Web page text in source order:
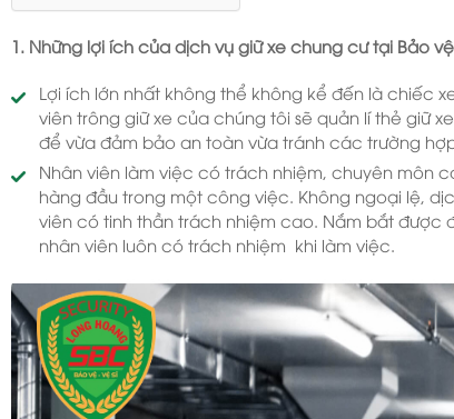
1. Những lợi ích của dịch vụ giữ xe chung cư tại Bảo
Lợi ích lớn nhất không thể không kể đến là chiếc
viên trông giữ xe của chúng tôi sẽ quản lí thẻ giữ
để vừa đảm bảo an toàn vừa tránh các trường
Nhân viên làm việc có trách nhiệm, chuyên môn
hàng đầu trong một công việc. Không ngoại lệ,
viên có tinh thần trách nhiệm cao. Nắm bắt
nhân viên luôn có trách nhiệm khi làm việc.